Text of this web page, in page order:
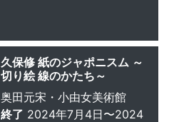
久保修 紙のジャポニスム ～
切り絵 線のかたち～
奥田元宋・小由女美術館
終了 2024年7月4日〜2024